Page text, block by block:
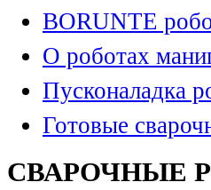
BORUNTE
О роботах
Пусконаладка
Готовые
СВАРОЧНЫЕ